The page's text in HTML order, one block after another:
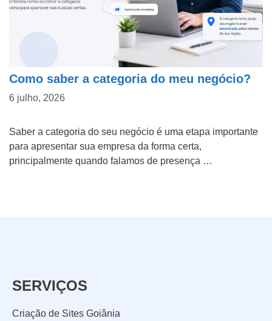
Como saber a categoria do meu negócio?
6 julho, 2026
Saber a categoria do seu negócio é uma etapa importante
para apresentar sua empresa da forma certa,
principalmente quando falamos de presença …
SERVIÇOS
Criação de Sites Goiânia